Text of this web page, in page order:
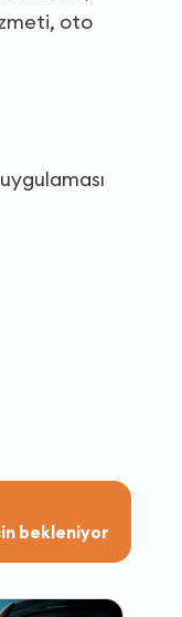
oto
bekleniyor